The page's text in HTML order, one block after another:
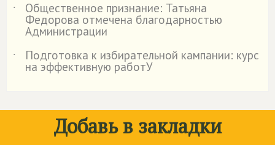
˙
Общественное признание: Татьяна
Федорова отмечена благодарностью
Администрации
˙
Подготовка к избирательной кампании: курс
на эффективную работУ
Добавь в закладки